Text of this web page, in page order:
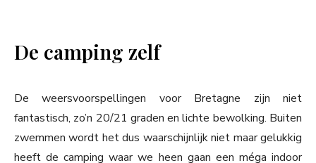
De camping zelf
De weersvoorspellingen voor Bretagne zijn niet
fantastisch, zo’n 20/21 graden en lichte bewolking. Buiten
zwemmen wordt het dus waarschijnlijk niet maar gelukkig
heeft de camping waar we heen gaan een méga indoor